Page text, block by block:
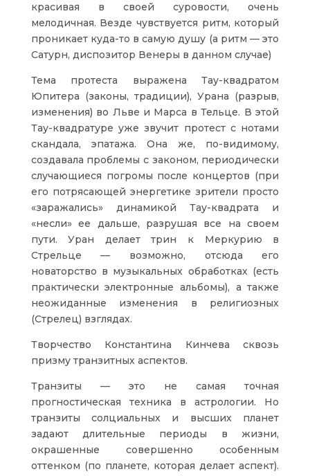
красивая в своей суровости, очень
мелодичная. Везде чувствуется ритм, который
проникает куда-то в самую душу (а ритм — это
Сатурн, диспозитор Венеры в данном случае)
Тема протеста выражена Тау-квадратом
Юпитера (законы, традиции), Урана (разрыв,
изменения) во Льве и Марса в Тельце. В этой
Тау-квадратуре уже звучит протест с нотами
скандала, эпатажа. Она же, по-видимому,
создавала проблемы с законом, периодически
случающиеся погромы после концертов (при
его потрясающей энергетике зрители просто
«заражались» динамикой Тау-квадрата и
«несли» ее дальше, разрушая все на своем
пути. Уран делает трин к Меркурию в
Стрельце — возможно, отсюда его
новаторство в музыкальных обработках (есть
практически электронные альбомы), а также
неожиданные изменения в религиозных
(Стрелец) взглядах.
Творчество Константина Кинчева сквозь
призму транзитных аспектов.
Транзиты — это не самая точная
прогностическая техника в астрологии. Но
транзиты солциальных и высших планет
задают длительные периоды в жизни,
окрашенные совершенно особенным
оттенком (по планете, которая делает аспект).